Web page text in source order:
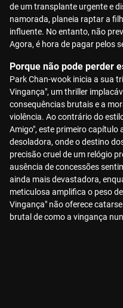
de um transplante urgente e
namorada, planeia raptar a
influente. No entanto, não
Agora, é hora de pagar pelos
Porque não pode perder
Park Chan-wook inicia a sua
Vingança", um thriller
consequências brutais e a
violência. Ao contrário do
Amigo", este primeiro
desoladora, onde o destino
precisão cruel de um relógio
ausência de concessões
ainda mais devastadora,
meticulosa amplifica o peso
Vingança" não oferece
brutal de como a vingança